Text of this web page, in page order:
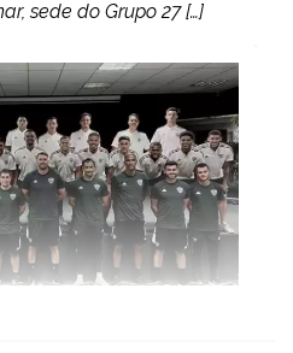
sede do Grupo 27 […]